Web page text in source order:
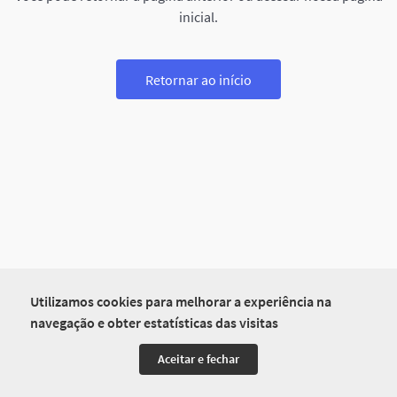
Utilizamos cookies para melhorar a experiência na
navegação e obter estatísticas das visitas
Aceitar e fechar
inicial.
Retornar ao início